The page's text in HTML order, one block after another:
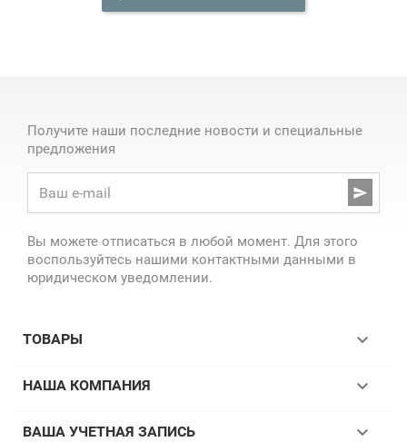
Получите наши последние новости и специальные
предложения

Вы можете отписаться в любой момент. Для этого
воспользуйтесь нашими контактными данными в
юридическом уведомлении.
ТОВАРЫ 
НАША КОМПАНИЯ 
ВАША УЧЕТНАЯ ЗАПИСЬ 